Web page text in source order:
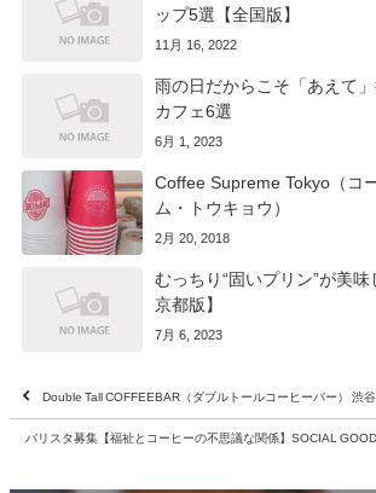
ップ5選【全国版】
11月 16, 2022
雨の日だからこそ「あえて
カフェ6選
6月 1, 2023
Coffee Supreme Tokyo（コ
ム・トウキョウ）
2月 20, 2018
むっちり“固いプリン”が美
京都版】
7月 6, 2023
Double Tall COFFEEBAR（ダブルトールコーヒーバー） 渋
バリスタ募集【福祉とコーヒーの不思議な関係】SOCIAL